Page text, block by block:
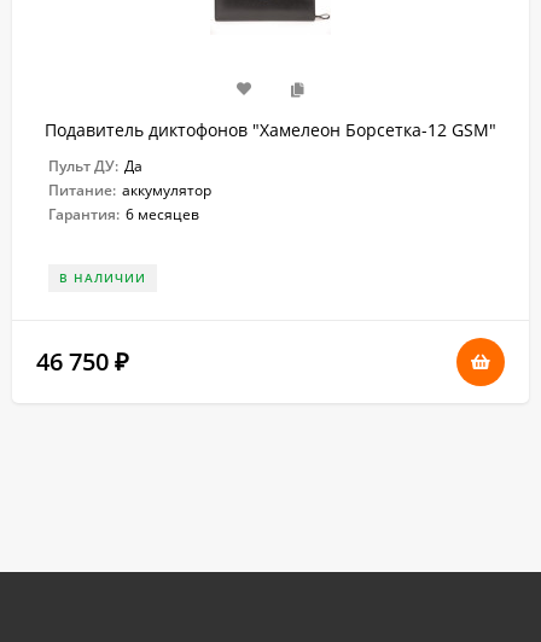
Подавитель диктофонов "Хамелеон Борсетка-12 GSM"
Пульт ДУ: Да
Питание: аккумулятор
Гарантия: 6 месяцев
В НАЛИЧИИ
46 750 ₽